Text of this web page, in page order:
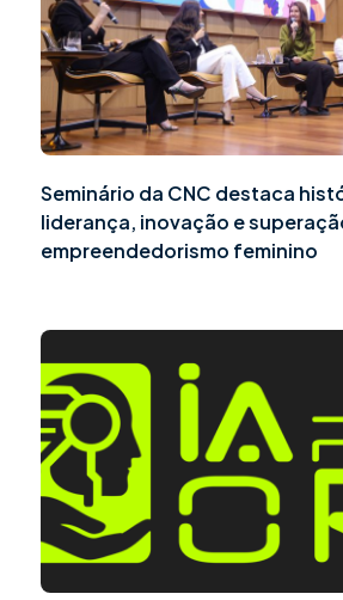
Seminário da CNC destaca
liderança, inovação e
empreendedorismo feminino